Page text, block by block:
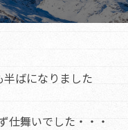
ばになりました
仕舞いでした・・・